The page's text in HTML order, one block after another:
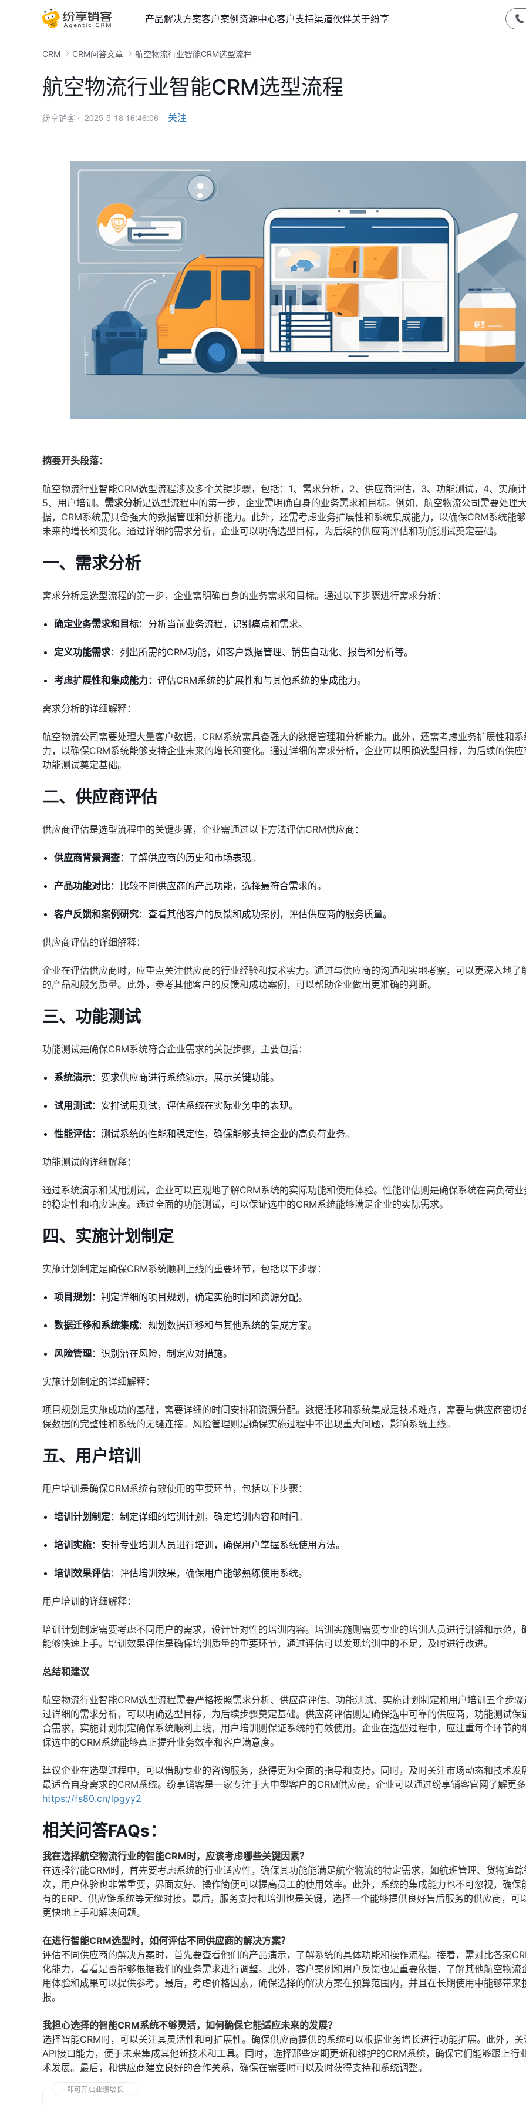
产品解决方案客户案例资源中心客户支持渠道伙伴关于纷享
CRM CRM问答文章 航空物流行业智能CRM选型流程
航空物流行业智能CRM选型流程
纷享销客 · 2025-5-18 16:46:06 关注
摘要开头段落：
航空物流行业智能CRM选型流程涉及多个关键步骤，包括：1、需求分析，2、供应商评估，3、功能测试，4、实施
5、用户培训。 需求分析是选型流程中的第一步，企业需明确自身的业务需求和目标。例如，航空物流公司需要处理
据，CRM系统需具备强大的数据管理和分析能力。此外，还需考虑业务扩展性和系统集成能力，以确保CRM系统能
未来的增长和变化。通过详细的需求分析，企业可以明确选型目标，为后续的供应商评估和功能测试奠定基础。
一、需求分析
需求分析是选型流程的第一步，企业需明确自身的业务需求和目标。通过以下步骤进行需求分析：
确定业务需求和目标：分析当前业务流程，识别痛点和需求。
定义功能需求：列出所需的CRM功能，如客户数据管理、销售自动化、报告和分析等。
考虑扩展性和集成能力：评估CRM系统的扩展性和与其他系统的集成能力。
需求分析的详细解释：
航空物流公司需要处理大量客户数据，CRM系统需具备强大的数据管理和分析能力。此外，还需考虑业务扩展性和
力，以确保CRM系统能够支持企业未来的增长和变化。通过详细的需求分析，企业可以明确选型目标，为后续的供
功能测试奠定基础。
二、供应商评估
供应商评估是选型流程中的关键步骤，企业需通过以下方法评估CRM供应商：
供应商背景调查：了解供应商的历史和市场表现。
产品功能对比：比较不同供应商的产品功能，选择最符合需求的。
客户反馈和案例研究：查看其他客户的反馈和成功案例，评估供应商的服务质量。
供应商评估的详细解释：
企业在评估供应商时，应重点关注供应商的行业经验和技术实力。通过与供应商的沟通和实地考察，可以更深入地了
的产品和服务质量。此外，参考其他客户的反馈和成功案例，可以帮助企业做出更准确的判断。
三、功能测试
功能测试是确保CRM系统符合企业需求的关键步骤，主要包括：
系统演示：要求供应商进行系统演示，展示关键功能。
试用测试：安排试用测试，评估系统在实际业务中的表现。
性能评估：测试系统的性能和稳定性，确保能够支持企业的高负荷业务。
功能测试的详细解释：
通过系统演示和试用测试，企业可以直观地了解CRM系统的实际功能和使用体验。性能评估则是确保系统在高负荷
的稳定性和响应速度。通过全面的功能测试，可以保证选中的CRM系统能够满足企业的实际需求。
四、实施计划制定
实施计划制定是确保CRM系统顺利上线的重要环节，包括以下步骤：
项目规划 ：制定详细的项目规划，确定实施时间和资源分配。
数据迁移和系统集成：规划数据迁移和与其他系统的集成方案。
风险管理：识别潜在风险，制定应对措施。
实施计划制定的详细解释：
项目规划是实施成功的基础，需要详细的时间安排和资源分配。数据迁移和系统集成是技术难点，需要与供应商密切
保数据的完整性和系统的无缝连接。风险管理则是确保实施过程中不出现重大问题，影响系统上线。
五、用户培训
用户培训是确保CRM系统有效使用的重要环节，包括以下步骤：
培训计划制定：制定详细的培训计划，确定培训内容和时间。
培训实施：安排专业培训人员进行培训，确保用户掌握系统使用方法。
培训效果评估：评估培训效果，确保用户能够熟练使用系统。
用户培训的详细解释：
培训计划制定需要考虑不同用户的需求，设计针对性的培训内容。培训实施则需要专业的培训人员进行讲解和示范，
能够快速上手。培训效果评估是确保培训质量的重要环节，通过评估可以发现培训中的不足，及时进行改进。
总结和建议
航空物流行业智能CRM选型流程需要严格按照需求分析、供应商评估、功能测试、实施计划制定和用户培训五个步
过详细的需求分析，可以明确选型目标，为后续步骤奠定基础。供应商评估则是确保选中可靠的供应商，功能测试保
合需求，实施计划制定确保系统顺利上线，用户培训则保证系统的有效使用。企业在选型过程中，应注重每个环节的
保选中的CRM系统能够真正提升业务效率和客户满意度。
建议企业在选型过程中，可以借助专业的咨询服务，获得更为全面的指导和支持。同时，及时关注市场动态和技术发
最适合自身需求的CRM系统。纷享销客是一家专注于大中型客户的CRM供应商，企业可以通过纷享销客官网了解更
https://fs80.cn/lpgyy2
相关问答FAQs：
我在选择航空物流行业的智能CRM时，应该考虑哪些关键因素？
在选择智能CRM时，首先要考虑系统的行业适应性，确保其功能能满足航空物流的特定需求，如航班管理、货物追
次，用户体验也非常重要，界面友好、操作简便可以提高员工的使用效率。此外，系统的集成能力也不可忽视，确保
有的ERP、供应链系统等无缝对接。最后，服务支持和培训也是关键，选择一个能够提供良好售后服务的供应商，可
更快地上手和解决问题。
在进行智能CRM选型时，如何评估不同供应商的解决方案？
评估不同供应商的解决方案时，首先要查看他们的产品演示，了解系统的具体功能和操作流程。接着，需对比各家
化能力，看看是否能够根据我们的业务需求进行调整。此外，客户案例和用户反馈也是重要依据，了解其他航空物流
用体验和成果可以提供参考。最后，考虑价格因素，确保选择的解决方案在预算范围内，并且在长期使用中能够带来
报。
我担心选择的智能CRM系统不够灵活，如何确保它能适应未来的发展？
选择智能CRM时，可以关注其灵活性和可扩展性。确保供应商提供的系统可以根据业务增长进行功能扩展。此外，
API接口能力，便于未来集成其他新技术和工具。同时，选择那些定期更新和维护的CRM系统，确保它们能够跟上行
术发展。最后，和供应商建立良好的合作关系，确保在需要时可以及时获得支持和系统调整。
即可开启业绩增长